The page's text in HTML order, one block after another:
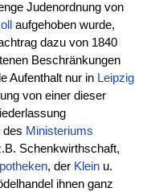
Judenordnung von
aufgehoben wurde,
dazu von 1840
Beschränkungen
Aufenthalt nur in Leipzig
von einer dieser
des Ministeriums
Schenkwirthschaft,
, der Kleinu.
ihnen ganz